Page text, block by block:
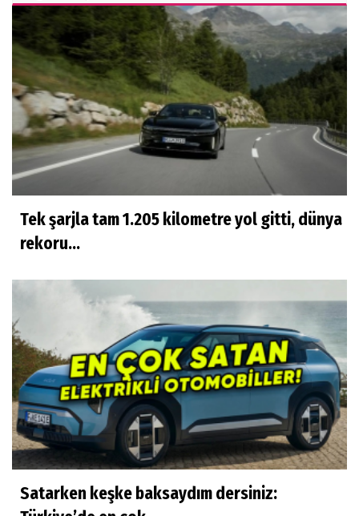
Tek şarjla tam 1.205 kilometre yol gitti, dünya
rekoru...
Satarken keşke baksaydım dersiniz: